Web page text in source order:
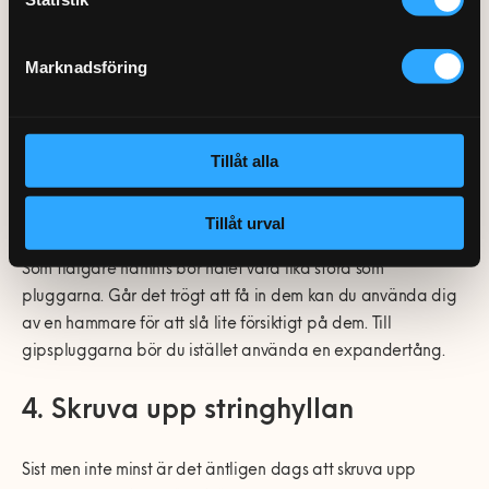
Marknadsföring
Tillåt alla
Tillåt urval
hålen. Ska dem fästas i en gipsvägg gäller det att du
använder en expanderplugg, även kallad gipsplugg eller
Mollyplugg. I betongväggar går det utmärkt att använda
Som tidigare nämnts bör hålet vara lika stora som
pluggarna. Går det trögt att få in dem kan du använda dig
av en hammare för att slå lite försiktigt på dem. Till
gipspluggarna bör du istället använda en expandertång.
4. Skruva upp stringhyllan
Sist men inte minst är det äntligen dags att skruva upp